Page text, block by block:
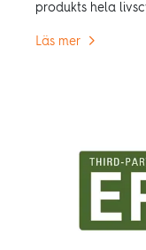
produkts hela
Läs mer